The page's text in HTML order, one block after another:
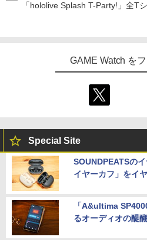
「hololive Splash T-Party!」全T
GAME Watch を
Special Site
SOUNDPEATSの
イヤーカフ」をイ
「A&ultima
るオーディオの醍